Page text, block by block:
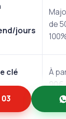
jours
de
clé
À
90€
03